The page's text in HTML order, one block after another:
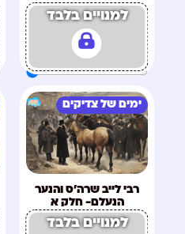
למנויים בלבד
ימים של צדיקים
רבי לייב שרה'ס והנער
הנעלם- חלק א
למנויים בלבד